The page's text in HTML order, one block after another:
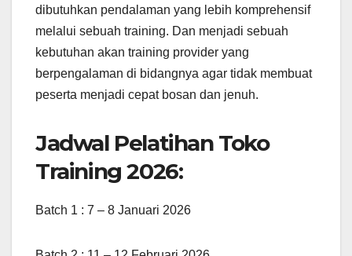
dibutuhkan pendalaman yang lebih komprehensif
melalui sebuah training. Dan menjadi sebuah
kebutuhan akan training provider yang
berpengalaman di bidangnya agar tidak membuat
peserta menjadi cepat bosan dan jenuh.
Jadwal Pelatihan Toko
Training 2026:
Batch 1 : 7 – 8 Januari 2026